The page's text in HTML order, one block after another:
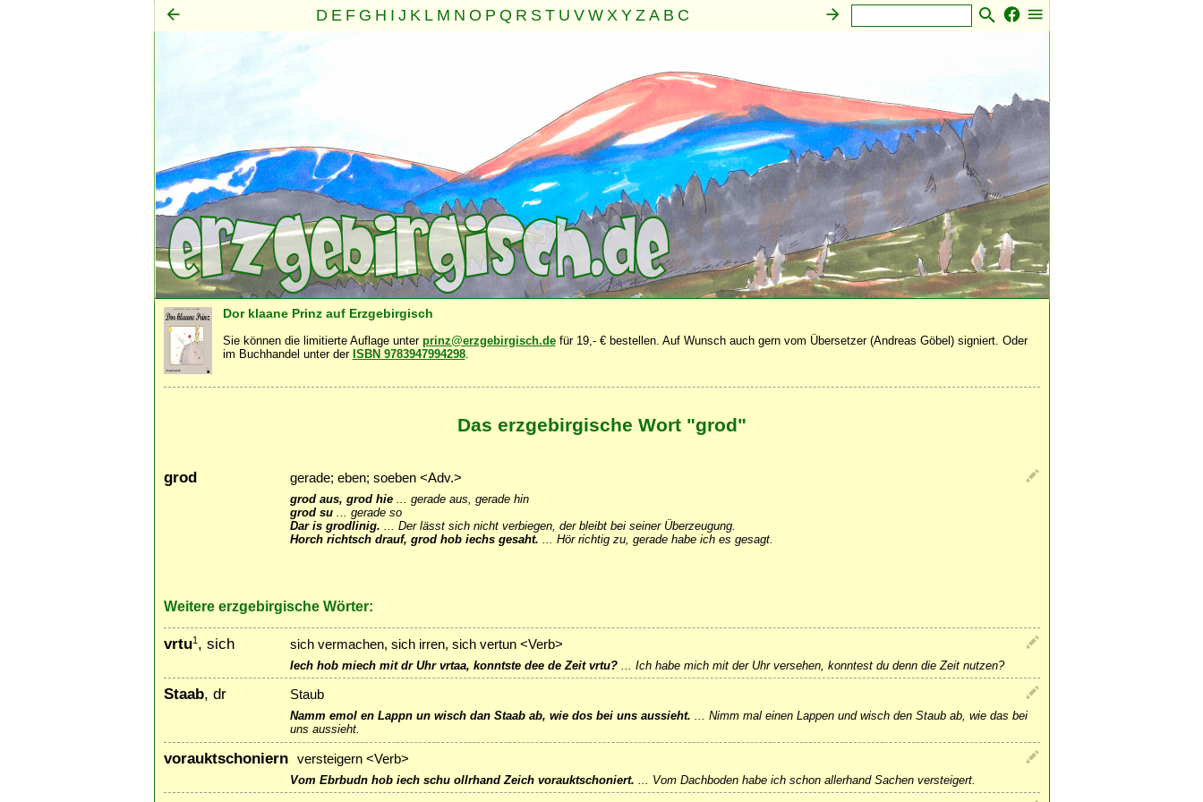
D E F G H I J K L M N O P Q R S T U V W X Y Z A B C
Mensch
Seele
Dor klaane Prinz auf Erzgebirgisch
Sie können die limitierte Auflage unter prinz@erzgebirgisch.defür 19,- € bestellen. Auf Wunsch auch gern vom Übersetzer (Andreas Göbel) signiert. Oder
im Buchhandel unter der ISBN 9783947994298.
Das erzgebirgische Wort "grod"
grod gerade; eben; soeben <Adv.>
grod aus, grod hie... gerade aus, gerade hin
grod su... gerade so
Dar is grodlinig.
Der lässt sich nicht verbiegen, der bleibt bei seiner Überzeugung.
Horch richtsch drauf, grod hob iechs gesaht.
Hör richtig zu, gerade habe ich es gesagt.
Weitere erzgebirgische Wörter:
vrtu1, sich sich vermachen, sich irren, sich vertun <Verb>
Iech hob miech mit dr Uhr vrtaa, konntste dee de Zeit vrtu?... Ich habe mich mit der Uhr versehen, konntest du denn die Zeit nutzen?
Staab, dr Staub
Namm emol en Lappn un wisch dan Staab ab, wie dos bei uns aussieht. ... Nimm mal einen Lappen und wisch den Staub ab, wie das bei
uns aussieht.
vorauktschoniern versteigern <Verb>
Vom Ebrbudn hob iech schu ollrhand Zeich vorauktschoniert. Vom Dachboden habe ich schon allerhand Sachen versteigert.